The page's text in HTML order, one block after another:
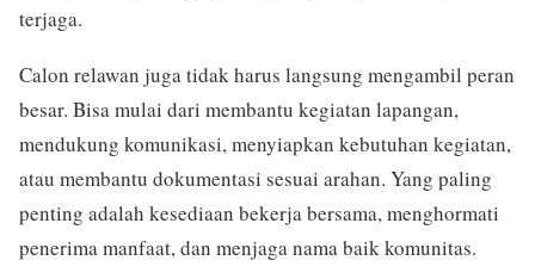
terjaga.
Calon relawan juga tidak harus langsung mengambil peran
besar. Bisa mulai dari membantu kegiatan lapangan,
mendukung komunikasi, menyiapkan kebutuhan kegiatan,
atau membantu dokumentasi sesuai arahan. Yang paling
penting adalah kesediaan bekerja bersama, menghormati
penerima manfaat, dan menjaga nama baik komunitas.